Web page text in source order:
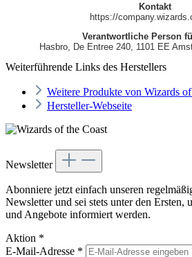
Kontakt
https://
Verantwortliche Person
Hasbro, De Entree 240, 1101 EE
Weiterführende Links des Herstellers
Weitere Produkte von Wizards
Hersteller-Webseite
Newsletter
Abonniere jetzt einfach unseren
Newsletter und sei stets unter den Ersten,
und Angebote informiert werden.
Aktion *
E-Mail-Adresse *